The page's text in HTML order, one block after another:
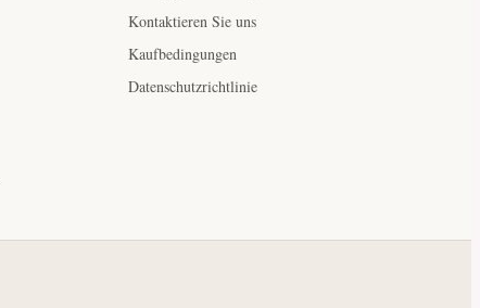
Kontaktieren Sie uns
Kaufbedingungen
Datenschutzrichtlinie